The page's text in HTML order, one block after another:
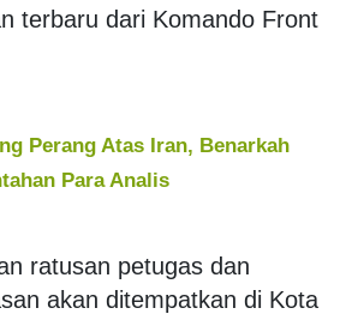
terbaru dari Komando Front
Perang Atas Iran, Benarkah
Para Analis
ratusan petugas dan
akan ditempatkan di Kota